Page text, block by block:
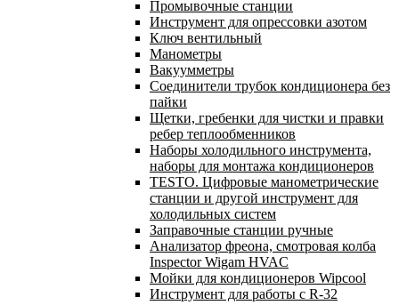
Промывочные станции
Инструмент для опрессовки азотом
Ключ вентильный
Манометры
Вакуумметры
Соединители трубок кондиционера без
пайки
Щетки, гребенки для чистки и правки
ребер теплообменников
Наборы холодильного инструмента,
наборы для монтажа кондиционеров
TESTO. Цифровые манометрические
станции и другой инструмент для
холодильных систем
Заправочные станции ручные
Анализатор фреона, смотровая колба
Inspector Wigam HVAC
Мойки для кондиционеров Wipcool
Инструмент для работы с R-32